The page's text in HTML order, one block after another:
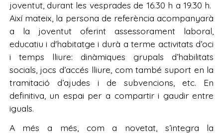
joventut, durant les vesprades de 16.30 h a 19.30 h.
Així mateix, la persona de referència acompanyarà
a la joventut oferint assessorament laboral,
educatiu i d'habitatge i durà a terme activitats d’oci
i temps lliure: dinàmiques grupals d’habilitats
socials, jocs d’accés lliure, com també suport en la
tramitació d’ajudes i de subvencions, etc. En
definitiva, un espai per a compartir i gaudir entre
iguals.
A més a més, com a novetat, s’integra la